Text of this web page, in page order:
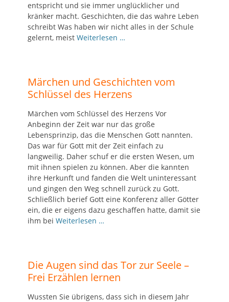
entspricht und sie immer unglücklicher und
kränker macht. Geschichten, die das wahre Leben
schreibt Was haben wir nicht alles in der Schule
gelernt, meist Weiterlesen …
Märchen und Geschichten vom
Schlüssel des Herzens
Märchen vom Schlüssel des Herzens Vor
Anbeginn der Zeit war nur das große
Lebensprinzip, das die Menschen Gott nannten.
Das war für Gott mit der Zeit einfach zu
langweilig. Daher schuf er die ersten Wesen, um
mit ihnen spielen zu können. Aber die kannten
ihre Herkunft und fanden die Welt uninteressant
und gingen den Weg schnell zurück zu Gott.
Schließlich berief Gott eine Konferenz aller Götter
ein, die er eigens dazu geschaffen hatte, damit sie
ihm bei Weiterlesen …
Die Augen sind das Tor zur Seele –
Frei Erzählen lernen
Wussten Sie übrigens, dass sich in diesem Jahr